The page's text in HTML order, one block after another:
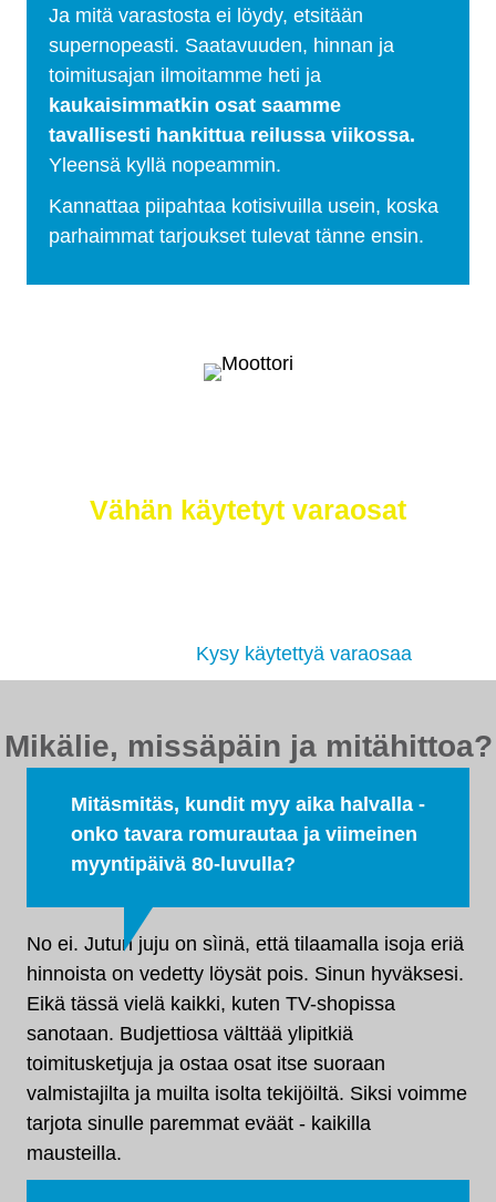
Ja mitä varastosta ei löydy, etsitään
supernopeasti. Saatavuuden, hinnan ja
toimitusajan ilmoitamme heti ja
kaukaisimmatkin osat saamme
tavallisesti hankittua reilussa viikossa.
Yleensä kyllä nopeammin.
Kannattaa piipahtaa kotisivuilla usein, koska
parhaimmat tarjoukset tulevat tänne ensin.
Vähän käytetyt varaosat
Kysy käytettyä varaosaa
Mikälie, missäpäin ja mitähittoa?
Mitäsmitäs, kundit myy aika halvalla -
onko tavara romurautaa ja viimeinen
myyntipäivä 80-luvulla?
No ei. Jutun juju on sìinä, että tilaamalla isoja eriä
hinnoista on vedetty löysät pois. Sinun hyväksesi.
Eikä tässä vielä kaikki, kuten TV-shopissa
sanotaan. Budjettiosa välttää ylipitkiä
toimitusketjuja ja ostaa osat itse suoraan
valmistajilta ja muilta isolta tekijöiltä. Siksi voimme
tarjota sinulle paremmat eväät - kaikilla
mausteilla.